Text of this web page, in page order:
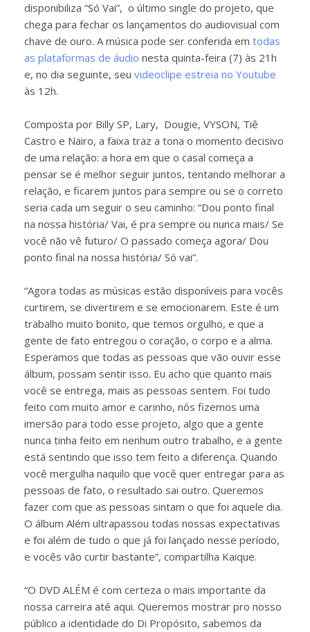
disponibiliza “Só Vai”, o último single do projeto, que
chega para fechar os lançamentos do audiovisual com
chave de ouro. A música pode ser conferida em todas
as plataformas de áudio nesta quinta-feira (7) às 21h
e, no dia seguinte, seu videoclipe estreia no Youtube
às 12h.
Composta por Billy SP, Lary, Dougie, VYSON, Tiê
Castro e Nairo, a faixa traz a tona o momento decisivo
de uma relação: a hora em que o casal começa a
pensar se é melhor seguir juntos, tentando melhorar a
relação, e ficarem juntos para sempre ou se o correto
seria cada um seguir o seu caminho: “Dou ponto final
na nossa história/ Vai, é pra sempre ou nunca mais/ Se
você não vê futuro/ O passado começa agora/ Dou
ponto final na nossa história/ Só vai”.
“Agora todas as músicas estão disponíveis para vocês
curtirem, se divertirem e se emocionarem. Este é um
trabalho muito bonito, que temos orgulho, e que a
gente de fato entregou o coração, o corpo e a alma.
Esperamos que todas as pessoas que vão ouvir esse
álbum, possam sentir isso. Eu acho que quanto mais
você se entrega, mais as pessoas sentem. Foi tudo
feito com muito amor e carinho, nós fizemos uma
imersão para todo esse projeto, algo que a gente
nunca tinha feito em nenhum outro trabalho, e a gente
está sentindo que isso tem feito a diferença. Quando
você mergulha naquilo que você quer entregar para as
pessoas de fato, o resultado sai outro. Queremos
fazer com que as pessoas sintam o que foi aquele dia.
O álbum Além ultrapassou todas nossas expectativas
e foi além de tudo o que já foi lançado nesse período,
e vocês vão curtir bastante”, compartilha Kaique.
“O DVD ALÉM é com certeza o mais importante da
nossa carreira até aqui. Queremos mostrar pro nosso
público a identidade do Di Propósito, sabemos da